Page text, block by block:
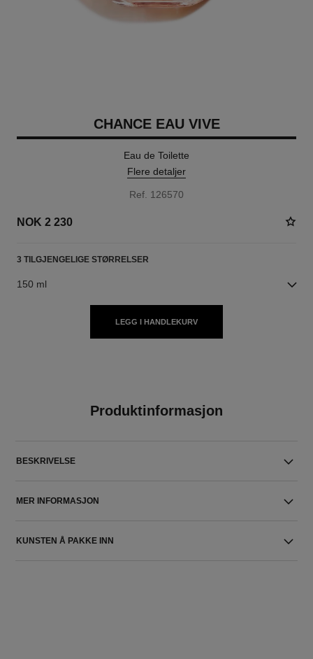
CHANCE EAU VIVE
Eau de Toilette
Flere detaljer
Ref. 126570
NOK 2 230
3 TILGJENGELIGE STØRRELSER
150 ml
LEGG I HANDLEKURV
Produktinformasjon
BESKRIVELSE
MER INFORMASJON
KUNSTEN Å PAKKE INN